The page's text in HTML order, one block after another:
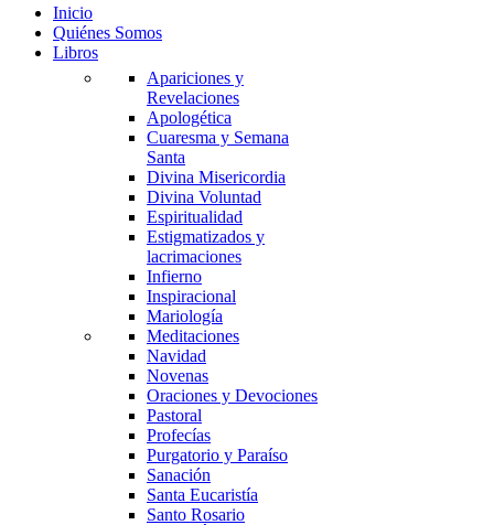
Inicio
Quiénes Somos
Libros
Apariciones y
Revelaciones
Apologética
Cuaresma y Semana
Santa
Divina Misericordia
Divina Voluntad
Espiritualidad
Estigmatizados y
lacrimaciones
Infierno
Inspiracional
Mariología
Meditaciones
Navidad
Novenas
Oraciones y Devociones
Pastoral
Profecías
Purgatorio y Paraíso
Sanación
Santa Eucaristía
Santo Rosario